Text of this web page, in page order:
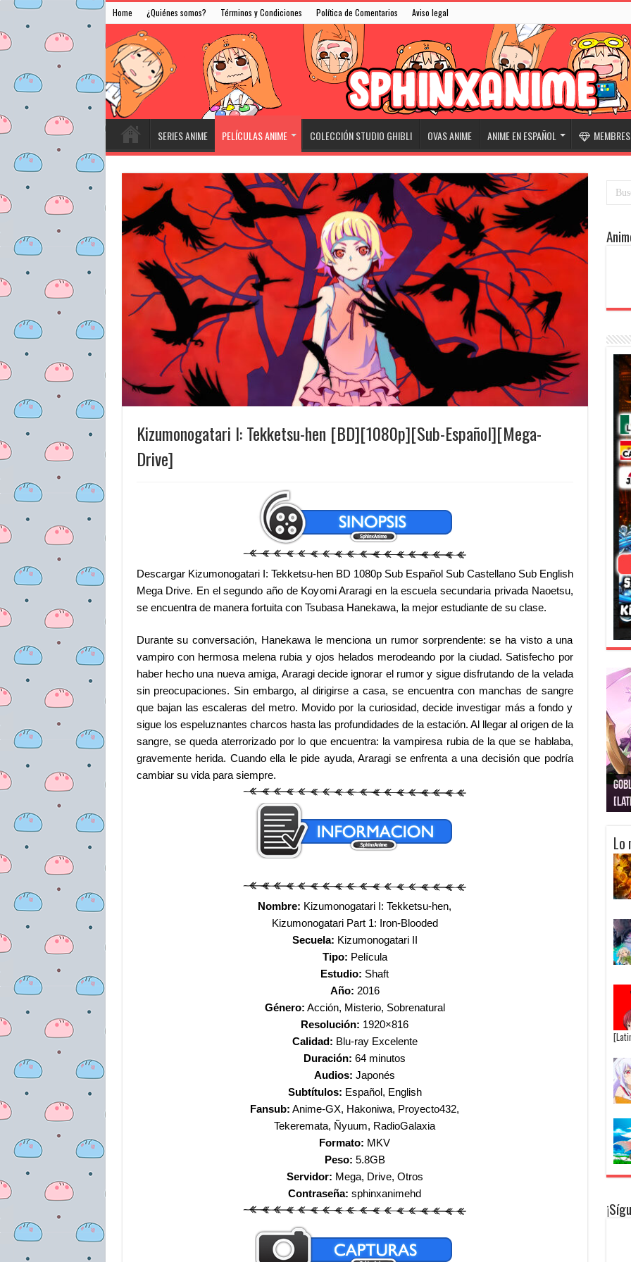
Home ¿Quiénes somos? Términos y Condiciones Política de Comentarios Aviso legal
SERIES ANIME PELÍCULAS ANIME COLECCIÓN STUDIO GHIBLI OVAS ANIME ANIME EN ESPAÑOL
Kizumonogatari I: Tekketsu-hen [BD][1080p][Sub-Español][Mega-
Drive]
Descargar Kizumonogatari I: Tekketsu-hen BD 1080p Sub Español Sub Castellano Sub English
Mega Drive. En el segundo año de Koyomi Araragi en la escuela secundaria privada Naoetsu,
se encuentra de manera fortuita con Tsubasa Hanekawa, la mejor estudiante de su clase.
Durante su conversación, Hanekawa le menciona un rumor sorprendente: se ha visto a una
vampiro con hermosa melena rubia y ojos helados merodeando por la ciudad. Satisfecho por
haber hecho una nueva amiga, Araragi decide ignorar el rumor y sigue disfrutando de la velada
sin preocupaciones. Sin embargo, al dirigirse a casa, se encuentra con manchas de sangre
que bajan las escaleras del metro. Movido por la curiosidad, decide investigar más a fondo y
sigue los espeluznantes charcos hasta las profundidades de la estación. Al llegar al origen de la
sangre, se queda aterrorizado por lo que encuentra: la vampiresa rubia de la que se hablaba,
gravemente herida. Cuando ella le pide ayuda, Araragi se enfrenta a una decisión que podría
cambiar su vida para siempre.
Nombre: Kizumonogatari I: Tekketsu-hen,
Kizumonogatari Part 1: Iron-Blooded
Secuela: Kizumonogatari II
Tipo: Película
Estudio: Shaft
Año: 2016
Género: Acción, Misterio, Sobrenatural
Resolución: 1920×816
Calidad: Blu-ray Excelente
Duración: 64 minutos
Audios: Japonés
Subtítulos: Español, English
Fansub: Anime-GX, Hakoniwa, Proyecto432,
Tekeremata, Ñyuum, RadioGalaxia
Formato: MKV
Peso: 5.8GB
Servidor: Mega, Drive, Otros
Contraseña: sphinxanimehd
Lo